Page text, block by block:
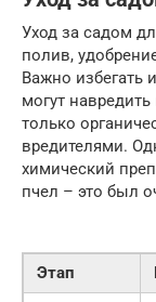
Уход за садом
полив,
Важно избегать
могут
только
вредителями.
химический
пчел – это был
Этап